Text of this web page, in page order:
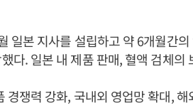
일본 지사를 설립하고 약 6개월간
다. 일본 내 제품 판매, 혈액 검체의
경쟁력 강화, 국내외 영업망 확대,